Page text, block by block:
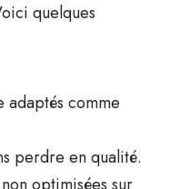
quelques
adaptés comme
perdre en qualité.